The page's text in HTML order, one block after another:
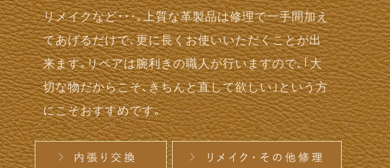
リメイクなど･･･｡上質な革製品は修理で一手間加え
てあげるだけで､更に長くお使いいただくことが出
来ます｡リペアは腕利きの職人が行いますので､｢大
切な物だからこそ､きちんと直して欲しい｣という方
にこそおすすめです｡